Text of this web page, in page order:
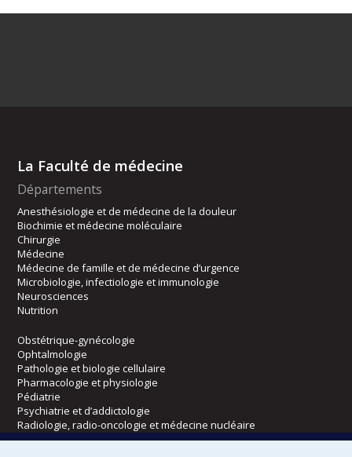
La Faculté de médecine
Départements
Anesthésiologie et de médecine de la douleur
Biochimie et médecine moléculaire
Chirurgie
Médecine
Médecine de famille et de médecine d’urgence
Microbiologie, infectiologie et immunologie
Neurosciences
Nutrition
Obstétrique-gynécologie
Ophtalmologie
Pathologie et biologie cellulaire
Pharmacologie et physiologie
Pédiatrie
Psychiatrie et d’addictologie
Radiologie, radio-oncologie et médecine nucléaire